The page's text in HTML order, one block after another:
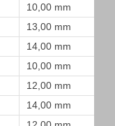
10,00 mm
13,00 mm
14,00 mm
10,00 mm
12,00 mm
14,00 mm